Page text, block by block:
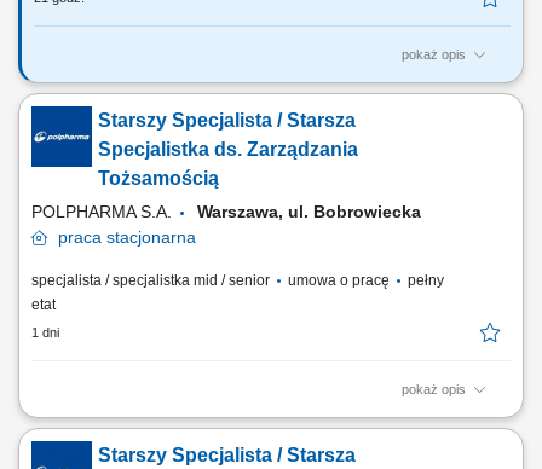
pokaż opis
Twoją rolą będzie: Opracowywanie oraz utrzymywanie metodyki
realizacji testów bezpieczeństwa IT; Prowadzenie kalendarza testów
bezpieczeństwa IT; Wykonywanie testów bezpieczeństwa IT; Ocena
krytyczności wykrytych podatności zgodnie z przyjętą metodyką;
Sporządzanie raportów z...
Starszy Specjalista / Starsza
Specjalistka ds. Zarządzania
Tożsamością
POLPHARMA S.A.
Warszawa, ul. Bobrowiecka
praca stacjonarna
specjalista / specjalistka mid / senior umowa o pracę
pełny
etat
1 dni
pokaż opis
Na tym stanowisku będziesz projektować i optymalizować procesy
zarządzania tożsamością, wdrażać standardy bezpieczeństwa IAM oraz
doradzać dla nowych i istniejących systemów w firmie. Twój zakres
Starszy Specjalista / Starsza